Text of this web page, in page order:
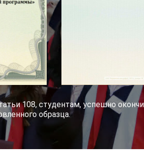
108, студентам, успешно
образца.